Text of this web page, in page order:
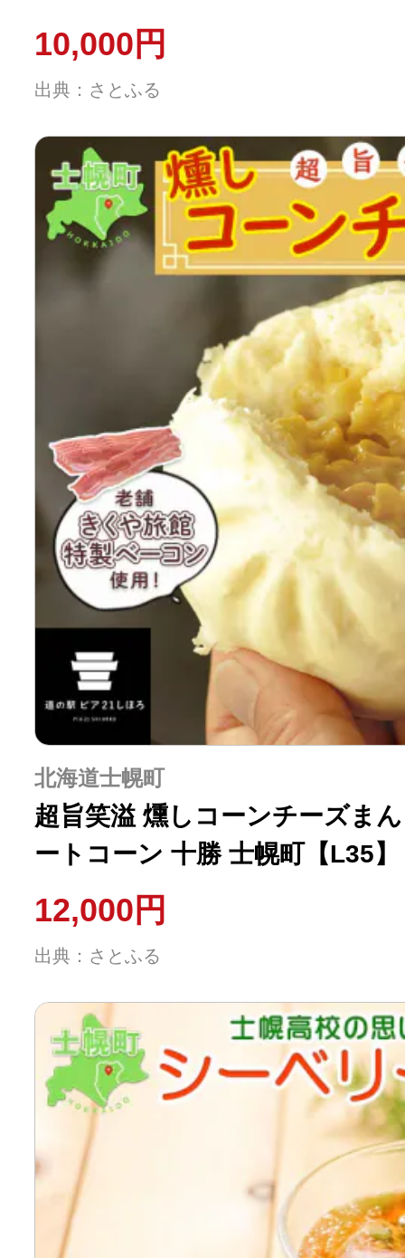
10,000円
出典：さとふる
北海道士幌町
超旨笑溢 燻しコーンチーズま
ートコーン 十勝 士幌町【L35】
12,000円
出典：さとふる